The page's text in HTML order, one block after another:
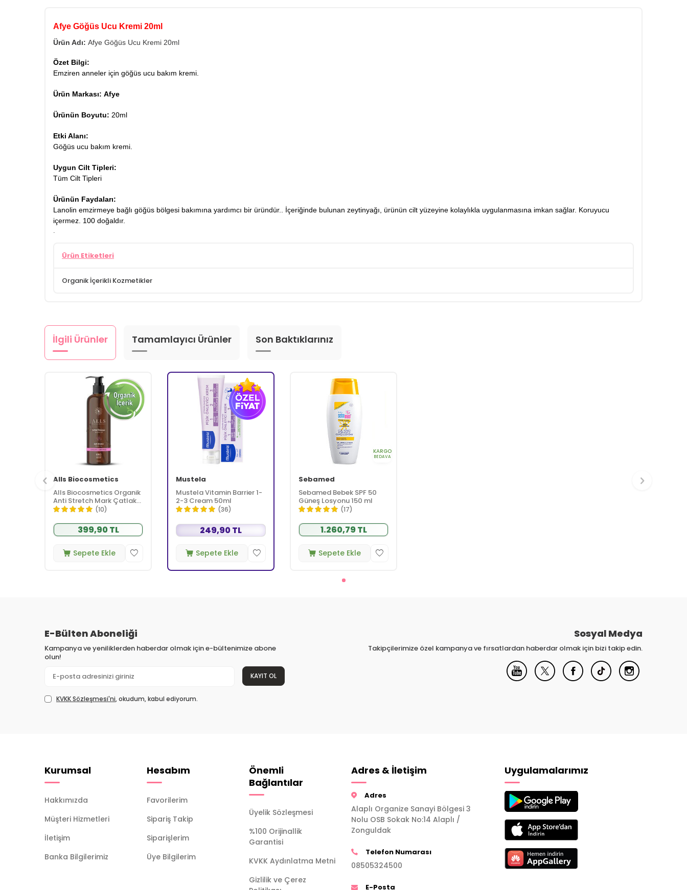
Afye Göğüs Ucu Kremi 20ml
Ürün Adı: Afye Göğüs Ucu Kremi 20ml
Özet Bilgi:
Emziren anneler için göğüs ucu bakım kremi.
Ürün Markası: Afye
Ürünün Boyutu: 20ml
Etki Alanı:
Göğüs ucu bakım kremi.
Uygun Cilt Tipleri:
Tüm Cilt Tipleri
Ürünün Faydaları:
Lanolin emzirmeye bağlı göğüs bölgesi bakımına yardımcı bir üründür.. İçeriğinde bulunan zeytinyağı, ürünün cilt yüzeyine kolaylıkla uygulanmasına imkan sağlar. Koruyucu
içermez. 100 doğaldır.
.
Ürün Etiketleri
Organik İçerikli Kozmetikler
İlgili Ürünler Tamamlayıcı Ürünler Son Baktıklarınız
Alls Biocosmetics
Alls Biocosmetics Organik
Anti Stretch Mark Çatlak
Önlemeye Yardımcı Jel
(10)
399,90 TL
Sepete Ekle
Mustela
Mustela Vitamin Barrier 1-
2-3 Cream 50ml
(36)
249,90 TL
Sepete Ekle
KARGO
BEDAVA
Sebamed
Sebamed Bebek SPF 50
Güneş Losyonu 150 ml
(17)
1.260,79 TL
Sepete Ekle
E-Bülten Aboneliği
Kampanya ve yeniliklerden haberdar olmak için e-bültenimize abone
olun!
KAYIT OL
KVKK Sözleşmesi'ni, okudum, kabul ediyorum.
Sosyal Medya
Takipçilerimize özel kampanya ve fırsatlardan haberdar olmak için bizi takip edin.
Kurumsal
Hakkımızda
Müşteri Hizmetleri
İletişim
Banka Bilgilerimiz
Hesabım
Favorilerim
Sipariş Takip
Siparişlerim
Üye Bilgilerim
Önemli
Bağlantılar
Üyelik Sözleşmesi
%100 Orijinallik
Garantisi
KVKK Aydınlatma Metni
Gizlilik ve Çerez
Adres & İletişim
Adres
Alaplı Organize Sanayi Bölgesi 3
Nolu OSB Sokak No:14 Alaplı /
Zonguldak
Telefon Numarası
08505324500
E-Posta
Uygulamalarımız